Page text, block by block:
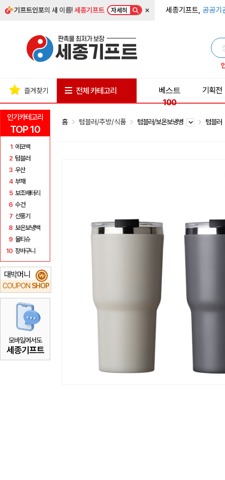
기프트인포의 새 이름!세종기프트 자세히 × 세종기프트, 공공기
인기카테고리
TOP 10
1 에코백
2 텀블러
3 우산
4 부채
5 보조배터리
6 수건
7 선풍기
8 보온보냉백
9 물티슈
10 장바구니
대박머니
COUPON SHOP
₩
모바일에서도
세종기프트
즐겨찾기 전체 카테고리
베스트
100
기획전
홈 텀블러/주방/식품 텀블러/보온보냉병 텀블러